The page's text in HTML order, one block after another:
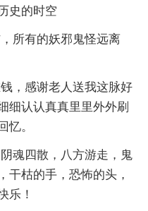
史的时空
所有的妖邪鬼怪远离
，感谢老人送我这脉好
细认认真真里里外外刷
忆。
魂四散，八方游走，鬼
干枯的手，恐怖的头，
乐！